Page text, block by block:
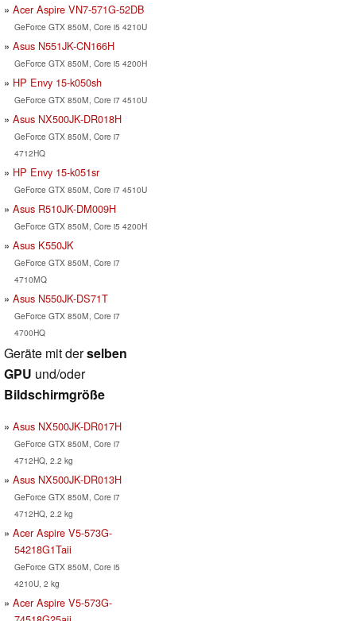
Acer Aspire VN7-571G-52DB
GeForce GTX 850M, Core i5 4210U
Asus N551JK-CN166H
GeForce GTX 850M, Core i5 4200H
HP Envy 15-k050sh
GeForce GTX 850M, Core i7 4510U
Asus NX500JK-DR018H
GeForce GTX 850M, Core i7
4712HQ
HP Envy 15-k051sr
GeForce GTX 850M, Core i7 4510U
Asus R510JK-DM009H
GeForce GTX 850M, Core i5 4200H
Asus K550JK
GeForce GTX 850M, Core i7
4710MQ
Asus N550JK-DS71T
GeForce GTX 850M, Core i7
4700HQ
Geräte mit derselben
GPU und/oder
Bildschirmgröße
Asus NX500JK-DR017H
GeForce GTX 850M, Core i7
4712HQ, 2.2 kg
Asus NX500JK-DR013H
GeForce GTX 850M, Core i7
4712HQ, 2.2 kg
Acer Aspire V5-573G-
54218G1Taii
GeForce GTX 850M, Core i5
4210U, 2 kg
Acer Aspire V5-573G-